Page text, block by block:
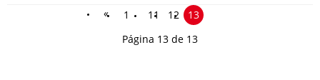
« 1 11 12
13
Página 13 de 13